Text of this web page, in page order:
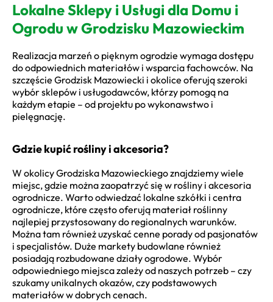
Lokalne Sklepy i Usługi dla Domu i
Ogrodu w Grodzisku Mazowieckim
Realizacja marzeń o pięknym ogrodzie wymaga dostępu
do odpowiednich materiałów i wsparcia fachowców. Na
szczęście Grodzisk Mazowiecki i okolice oferują szeroki
wybór sklepów i usługodawców, którzy pomogą na
każdym etapie – od projektu po wykonawstwo i
pielęgnację.
Gdzie kupić rośliny i akcesoria?
W okolicy Grodziska Mazowieckiego znajdziemy wiele
miejsc, gdzie można zaopatrzyć się w rośliny i akcesoria
ogrodnicze. Warto odwiedzać lokalne szkółki i centra
ogrodnicze, które często oferują materiał roślinny
najlepiej przystosowany do regionalnych warunków.
Można tam również uzyskać cenne porady od pasjonatów
i specjalistów. Duże markety budowlane również
posiadają rozbudowane działy ogrodowe. Wybór
odpowiedniego miejsca zależy od naszych potrzeb – czy
szukamy unikalnych okazów, czy podstawowych
materiałów w dobrych cenach.